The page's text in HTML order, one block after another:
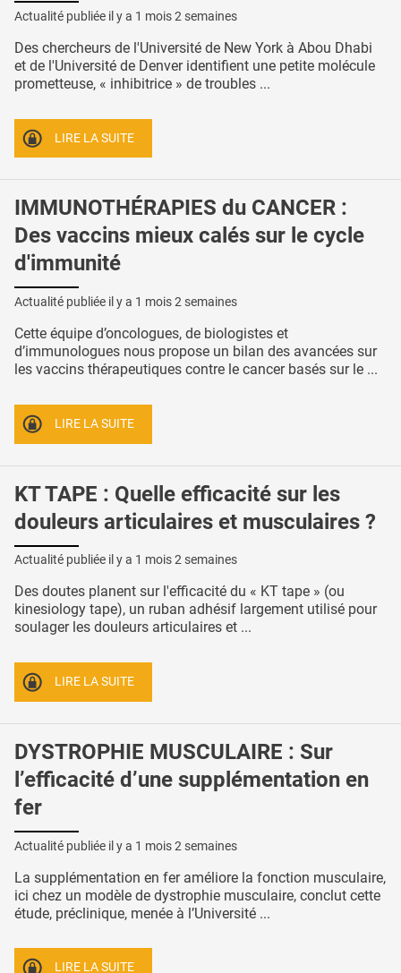
Actualité publiée il y a 1 mois 2 semaines
Des chercheurs de l'Université de New York à Abou Dhabi
et de l'Université de Denver identifient une petite molécule
prometteuse, « inhibitrice » de troubles ...
LIRE LA SUITE
IMMUNOTHÉRAPIES du CANCER :
Des vaccins mieux calés sur le cycle
d'immunité
Actualité publiée il y a 1 mois 2 semaines
Cette équipe d’oncologues, de biologistes et
d’immunologues nous propose un bilan des avancées sur
les vaccins thérapeutiques contre le cancer basés sur le ...
LIRE LA SUITE
KT TAPE : Quelle efficacité sur les
douleurs articulaires et musculaires ?
Actualité publiée il y a 1 mois 2 semaines
Des doutes planent sur l'efficacité du « KT tape » (ou
kinesiology tape), un ruban adhésif largement utilisé pour
soulager les douleurs articulaires et ...
LIRE LA SUITE
DYSTROPHIE MUSCULAIRE : Sur
l’efficacité d’une supplémentation en
fer
Actualité publiée il y a 1 mois 2 semaines
La supplémentation en fer améliore la fonction musculaire,
ici chez un modèle de dystrophie musculaire, conclut cette
étude, préclinique, menée à l’Université ...
LIRE LA SUITE